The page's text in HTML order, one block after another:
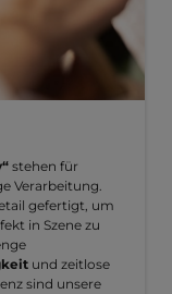
stehen für
Verarbeitung.
gefertigt, um
in Szene zu
und zeitlose
sind unsere